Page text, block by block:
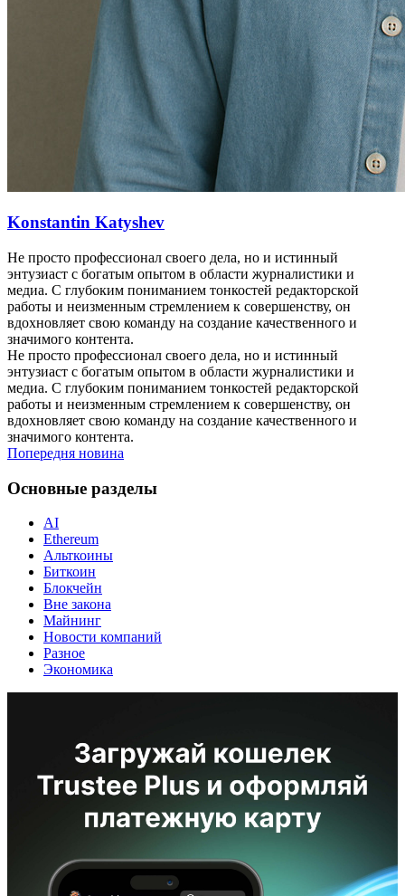
Konstantin Katyshev
Не просто профессионал своего дела, но и истинный
энтузиаст с богатым опытом в области журналистики и
медиа. С глубоким пониманием тонкостей редакторской
работы и неизменным стремлением к совершенству, он
вдохновляет свою команду на создание качественного и
значимого контента.
Не просто профессионал своего дела, но и истинный
энтузиаст с богатым опытом в области журналистики и
медиа. С глубоким пониманием тонкостей редакторской
работы и неизменным стремлением к совершенству, он
вдохновляет свою команду на создание качественного и
значимого контента.
Попередня новина
Основные разделы
AI
Ethereum
Альткоины
Биткоин
Блокчейн
Вне закона
Майнинг
Новости компаний
Разное
Экономика